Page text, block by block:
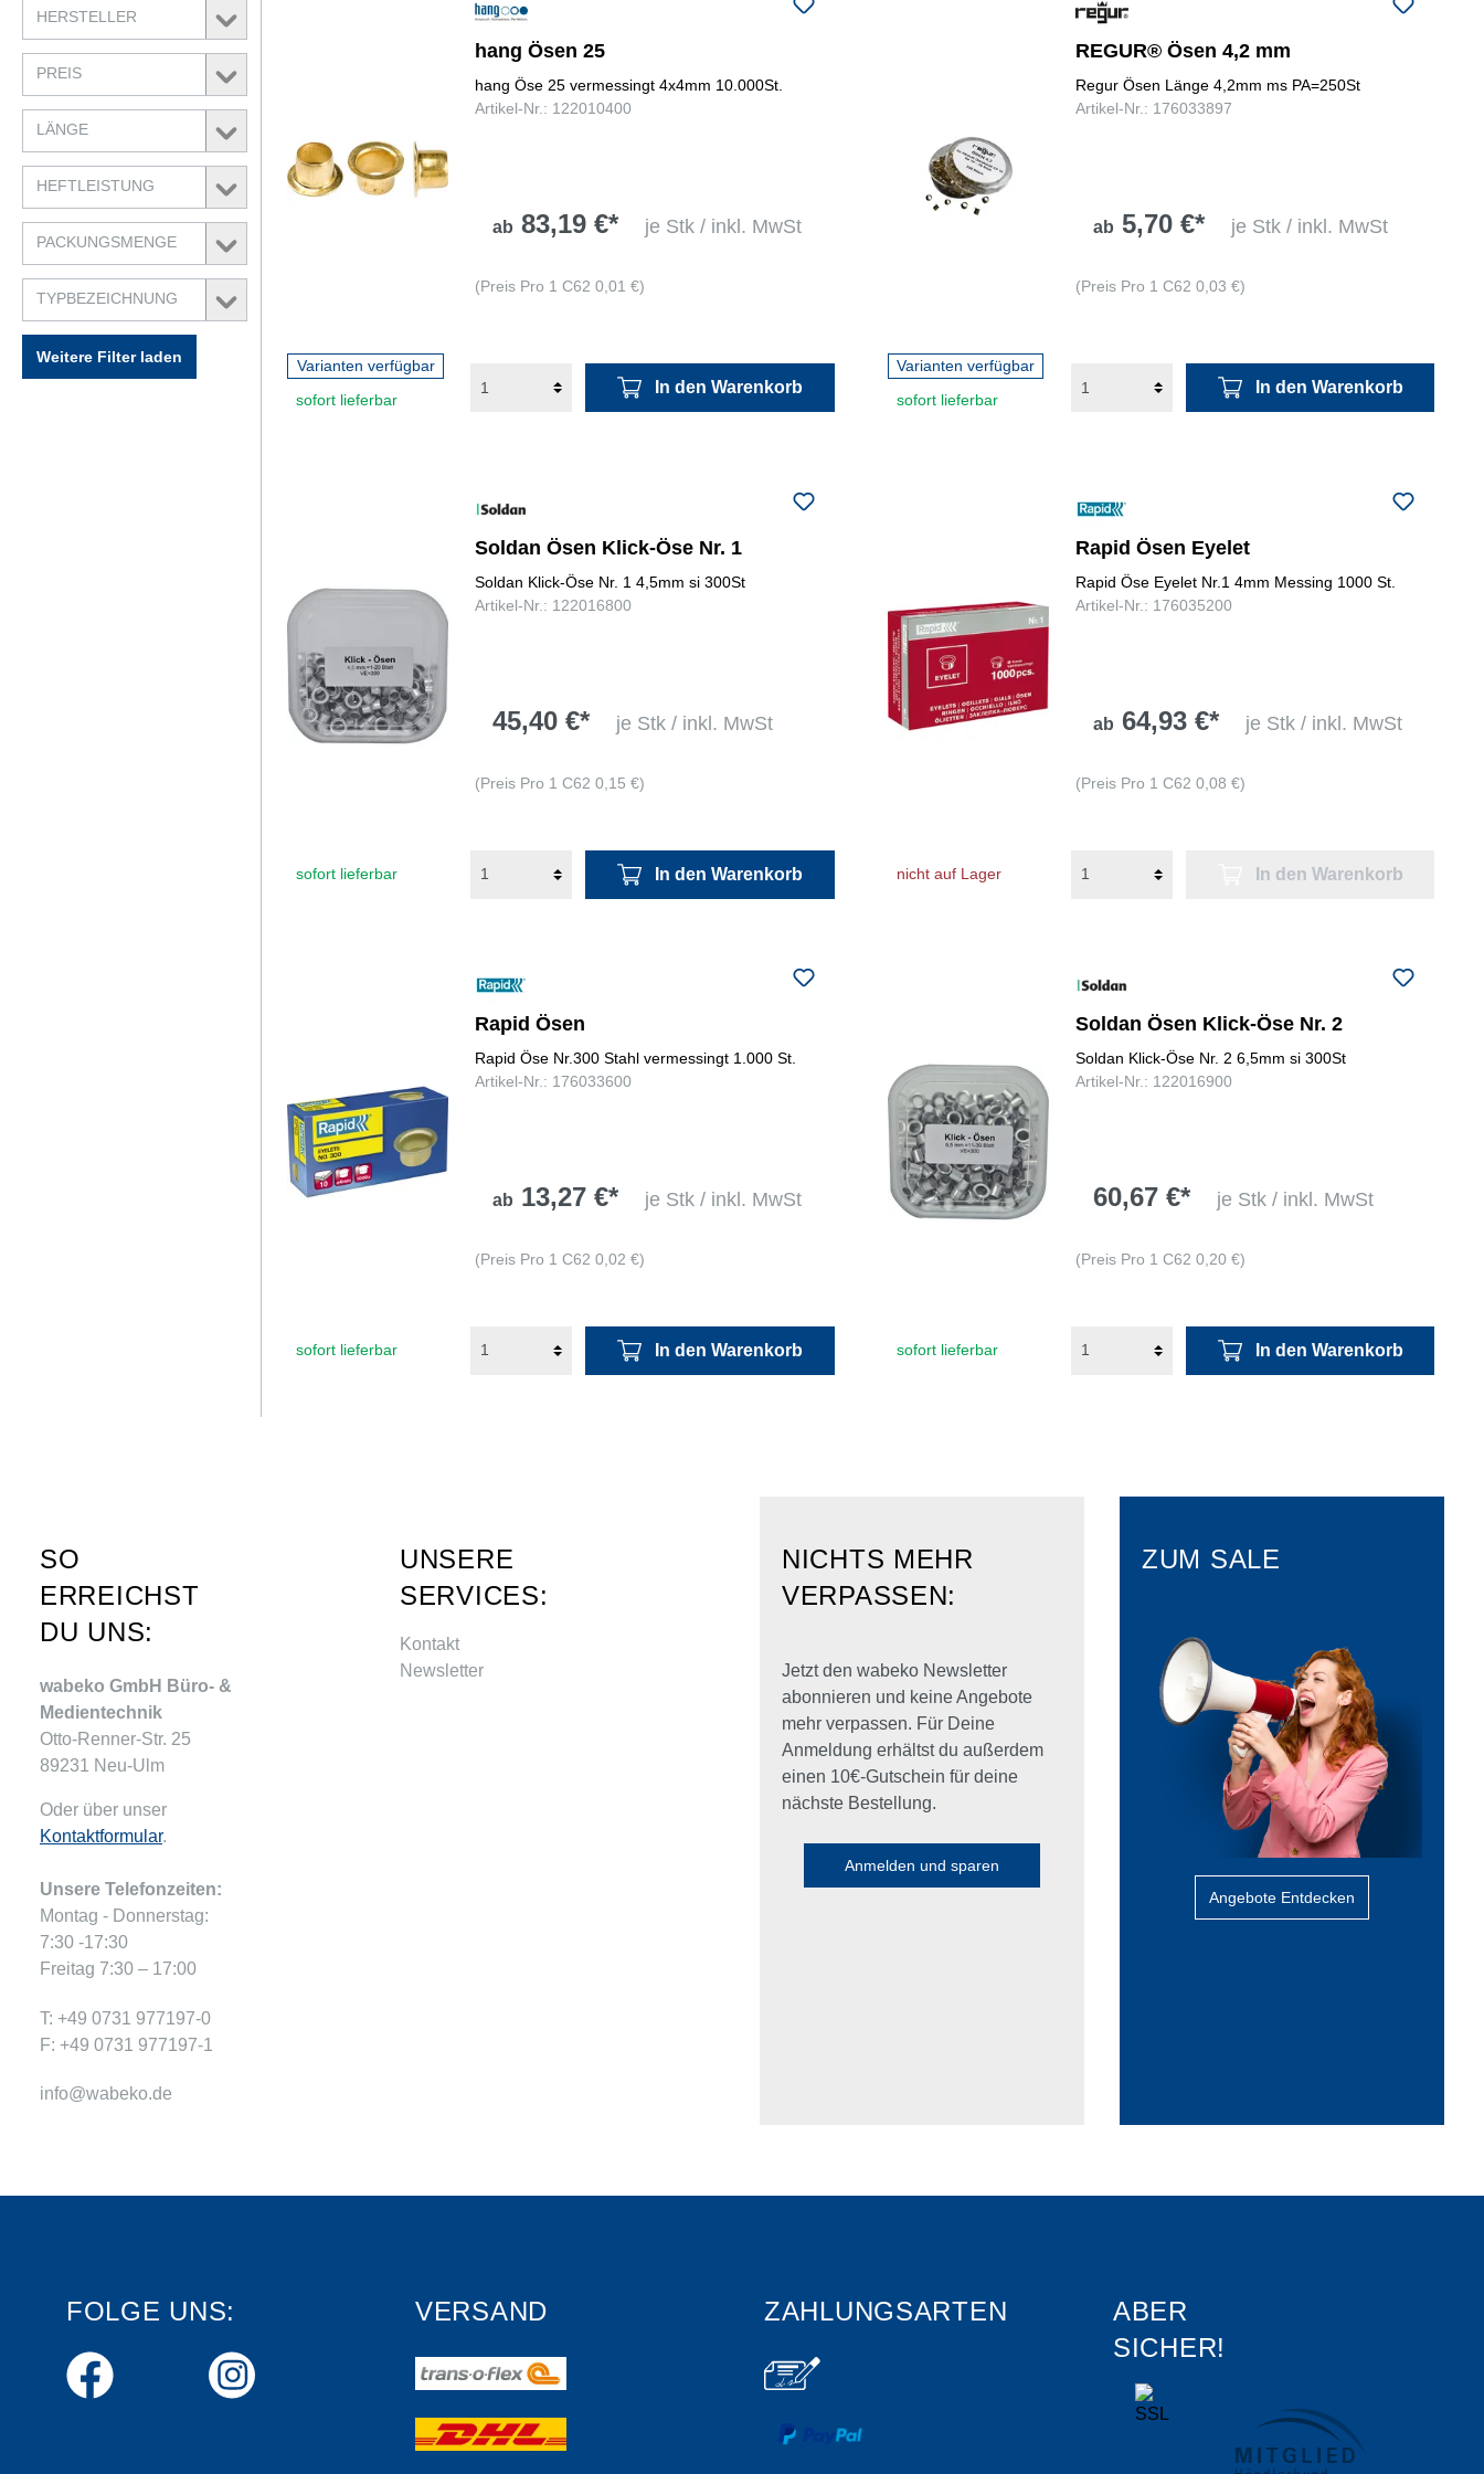
folgenden Nummer bei uns:
0731 977197-0
HERSTELLER
PREIS
LÄNGE
HEFTLEISTUNG
PACKUNGSMENGE
TYPBEZEICHNUNG
Weitere Filter laden
hang Ösen 25
hang Öse 25 vermessingt 4x4mm 10.000St.
Artikel-Nr.: 122010400
ab 83,19 €* je Stk / inkl. MwSt
(Preis Pro 1 C62 0,01 €)
Varianten verfügbar
sofort lieferbar
In den Warenkorb
REGUR® Ösen 4,2 mm
Regur Ösen Länge 4,2mm ms PA=250St
Artikel-Nr.: 176033897
ab 5,70 €* je Stk / inkl. MwSt
(Preis Pro 1 C62 0,03 €)
Varianten verfügbar
sofort lieferbar
In den Warenkorb
Soldan Ösen Klick-Öse Nr. 1
Soldan Klick-Öse Nr. 1 4,5mm si 300St
Artikel-Nr.: 122016800
45,40 €* je Stk / inkl. MwSt
(Preis Pro 1 C62 0,15 €)
sofort lieferbar In den Warenkorb
Rapid Ösen Eyelet
Rapid Öse Eyelet Nr.1 4mm Messing 1000 St.
Artikel-Nr.: 176035200
ab 64,93 €* je Stk / inkl. MwSt
(Preis Pro 1 C62 0,08 €)
nicht auf Lager In den Warenkorb
Rapid Ösen
Rapid Öse Nr.300 Stahl vermessingt 1.000 St.
Artikel-Nr.: 176033600
ab 13,27 €* je Stk / inkl. MwSt
(Preis Pro 1 C62 0,02 €)
sofort lieferbar In den Warenkorb
Soldan Ösen Klick-Öse Nr. 2
Soldan Klick-Öse Nr. 2 6,5mm si 300St
Artikel-Nr.: 122016900
60,67 €* je Stk / inkl. MwSt
(Preis Pro 1 C62 0,20 €)
sofort lieferbar In den Warenkorb
SO
ERREICHST
DU UNS:
wabeko GmbH Büro- &
Medientechnik
Otto-Renner-Str. 25
89231 Neu-Ulm
Oder über unser
Kontaktformular.
Unsere Telefonzeiten:
Montag - Donnerstag:
7:30 -17:30
Freitag 7:30 – 17:00
T: +49 0731 977197-0
F: +49 0731 977197-1
info@wabeko.de
UNSERE
SERVICES:
Kontakt
Newsletter
NICHTS MEHR
VERPASSEN:
Jetzt den wabeko Newsletter
abonnieren und keine Angebote
mehr verpassen. Für Deine
Anmeldung erhältst du außerdem
einen 10€-Gutschein für deine
nächste Bestellung.
Anmelden und sparen
ZUM SALE
Angebote Entdecken
FOLGE UNS: VERSAND ZAHLUNGSARTEN
ABER
SICHER!